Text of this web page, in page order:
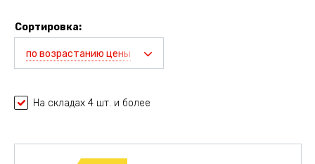
Сортировка:
по возрастанию цены
На складах 4 шт. и более